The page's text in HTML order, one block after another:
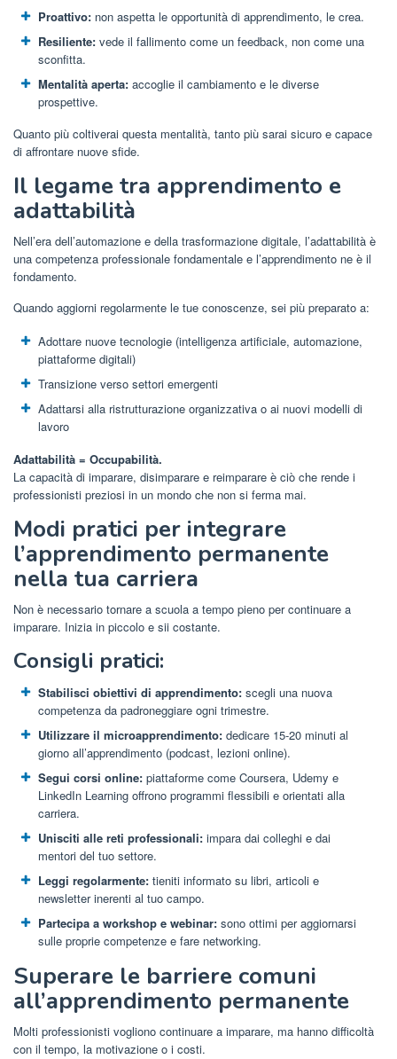
Proattivo: non aspetta le opportunità di apprendimento, le crea.
Resiliente: vede il fallimento come un feedback, non come una
sconfitta.
Mentalità aperta: accoglie il cambiamento e le diverse
prospettive.
Quanto più coltiverai questa mentalità, tanto più sarai sicuro e capace
di affrontare nuove sfide.
Il legame tra apprendimento e
adattabilità
Nell’era dell’automazione e della trasformazione digitale, l’adattabilità è
una competenza professionale fondamentale e l’apprendimento ne è il
fondamento.
Quando aggiorni regolarmente le tue conoscenze, sei più preparato a:
Adottare nuove tecnologie (intelligenza artificiale, automazione,
piattaforme digitali)
Transizione verso settori emergenti
Adattarsi alla ristrutturazione organizzativa o ai nuovi modelli di
lavoro
Adattabilità = Occupabilità.
La capacità di imparare, disimparare e reimparare è ciò che rende i
professionisti preziosi in un mondo che non si ferma mai.
Modi pratici per integrare
l’apprendimento permanente
nella tua carriera
Non è necessario tornare a scuola a tempo pieno per continuare a
imparare. Inizia in piccolo e sii costante.
Consigli pratici:
Stabilisci obiettivi di apprendimento: scegli una nuova
competenza da padroneggiare ogni trimestre.
Utilizzare il microapprendimento: dedicare 15-20 minuti al
giorno all’apprendimento (podcast, lezioni online).
Segui corsi online: piattaforme come Coursera, Udemy e
LinkedIn Learning offrono programmi flessibili e orientati alla
carriera.
Unisciti alle reti professionali: impara dai colleghi e dai
mentori del tuo settore.
Leggi regolarmente: tieniti informato su libri, articoli e
newsletter inerenti al tuo campo.
Partecipa a workshop e webinar: sono ottimi per aggiornarsi
sulle proprie competenze e fare networking.
Superare le barriere comuni
all’apprendimento permanente
Molti professionisti vogliono continuare a imparare, ma hanno difficoltà
con il tempo, la motivazione o i costi.